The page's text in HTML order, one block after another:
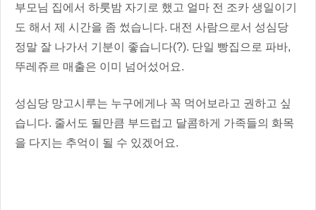
부모님 집에서 하룻밤 자기로 했고 얼마 전 조카 생일이기
도 해서 제 시간을 좀 썼습니다. 대전 사람으로서 성심당
정말 잘 나가서 기분이 좋습니다(?). 단일 빵집으로 파바,
뚜레쥬르 매출은 이미 넘어섰어요.
성심당 망고시루는 누구에게나 꼭 먹어보라고 권하고 싶
습니다. 줄서도 될만큼 부드럽고 달콤하게 가족들의 화목
을 다지는 추억이 될 수 있겠어요.